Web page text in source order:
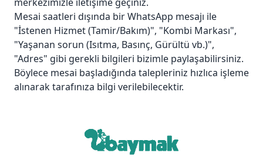
Mesai saatleri dışında bir WhatsApp mesajı ile
"İstenen Hizmet (Tamir/Bakım)", "Kombi Markası",
"Yaşanan sorun (Isıtma, Basınç, Gürültü vb.)",
"Adres" gibi gerekli bilgileri bizimle paylaşabilirsiniz.
Böylece mesai başladığında talepleriniz hızlıca işleme
alınarak tarafınıza bilgi verilebilecektir.